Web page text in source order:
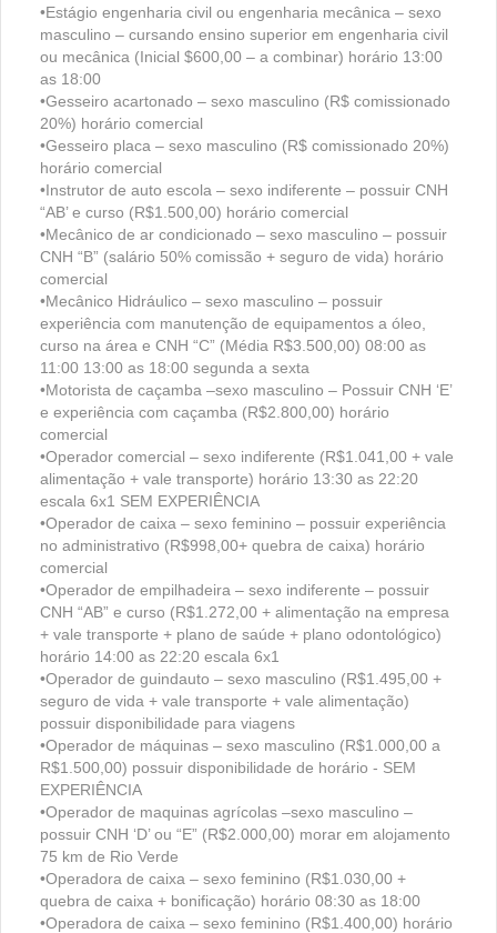
•Estágio engenharia civil ou engenharia mecânica – sexo
masculino – cursando ensino superior em engenharia civil
ou mecânica (Inicial $600,00 – a combinar) horário 13:00
as 18:00
•Gesseiro acartonado – sexo masculino (R$ comissionado
20%) horário comercial
•Gesseiro placa – sexo masculino (R$ comissionado 20%)
horário comercial
•Instrutor de auto escola – sexo indiferente – possuir CNH
“AB’ e curso (R$1.500,00) horário comercial
•Mecânico de ar condicionado – sexo masculino – possuir
CNH “B” (salário 50% comissão + seguro de vida) horário
comercial
•Mecânico Hidráulico – sexo masculino – possuir
experiência com manutenção de equipamentos a óleo,
curso na área e CNH “C” (Média R$3.500,00) 08:00 as
11:00 13:00 as 18:00 segunda a sexta
•Motorista de caçamba –sexo masculino – Possuir CNH ‘E’
e experiência com caçamba (R$2.800,00) horário
comercial
•Operador comercial – sexo indiferente (R$1.041,00 + vale
alimentação + vale transporte) horário 13:30 as 22:20
escala 6x1 SEM EXPERIÊNCIA
•Operador de caixa – sexo feminino – possuir experiência
no administrativo (R$998,00+ quebra de caixa) horário
comercial
•Operador de empilhadeira – sexo indiferente – possuir
CNH “AB” e curso (R$1.272,00 + alimentação na empresa
+ vale transporte + plano de saúde + plano odontológico)
horário 14:00 as 22:20 escala 6x1
•Operador de guindauto – sexo masculino (R$1.495,00 +
seguro de vida + vale transporte + vale alimentação)
possuir disponibilidade para viagens
•Operador de máquinas – sexo masculino (R$1.000,00 a
R$1.500,00) possuir disponibilidade de horário - SEM
EXPERIÊNCIA
•Operador de maquinas agrícolas –sexo masculino –
possuir CNH ‘D’ ou “E” (R$2.000,00) morar em alojamento
75 km de Rio Verde
•Operadora de caixa – sexo feminino (R$1.030,00 +
quebra de caixa + bonificação) horário 08:30 as 18:00
•Operadora de caixa – sexo feminino (R$1.400,00) horário